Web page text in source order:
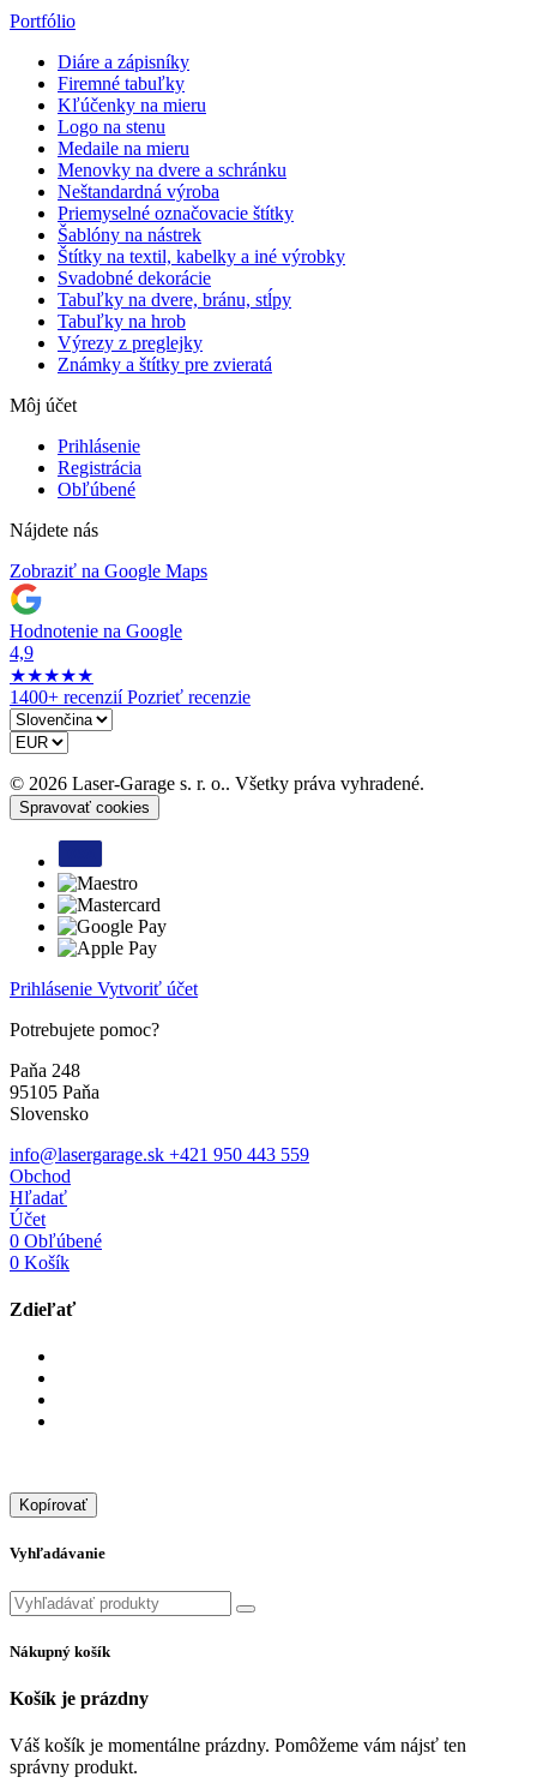
Portfólio
Diáre a zápisníky
Firemné tabuľky
Kľúčenky na mieru
Logo na stenu
Medaile na mieru
Menovky na dvere a schránku
Neštandardná výroba
Priemyselné označovacie štítky
Šablóny na nástrek
Štítky na textil, kabelky a iné výrobky
Svadobné dekorácie
Tabuľky na dvere, bránu, stĺpy
Tabuľky na hrob
Výrezy z preglejky
Známky a štítky pre zvieratá
Môj účet
Prihlásenie
Registrácia
Obľúbené
Nájdete nás
Zobraziť na Google Maps
Hodnotenie na Google
4,9
★★★★★
1400+ recenzií Pozrieť recenzie
© 2026 Laser-Garage s. r. o.. Všetky práva vyhradené.
Spravovať cookies
Prihlásenie Vytvoriť účet
Potrebujete pomoc?
Paňa 248
95105 Paňa
Slovensko
info@lasergarage.sk +421 950 443 559
Obchod
Hľadať
Účet
0 Obľúbené
0 Košík
Zdieľať
Kopírovať
Vyhľadávanie
Nákupný košík
Košík je prázdny
Váš košík je momentálne prázdny. Pomôžeme vám nájsť ten
správny produkt.